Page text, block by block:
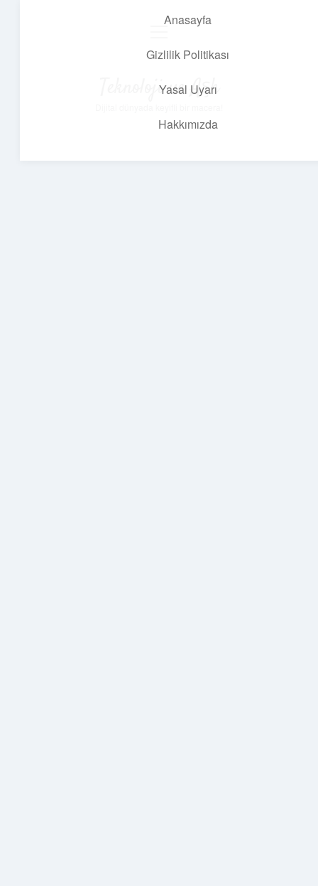
Anasayfa
Gizlilik Politikası
Yasal Uyarı
Hakkımızda
Teknoloji ve Aşk